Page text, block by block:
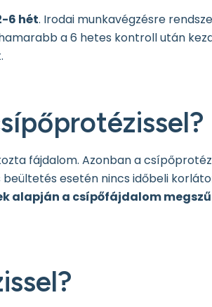
6 hét. Irodai munkavégzésre
a 6 hetes kontroll után
fájdalom. Azonban a
esetén nincs időbeli
alapján a csípőfájdalom